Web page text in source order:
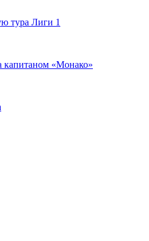
тура Лиги 1
капитаном «Монако»